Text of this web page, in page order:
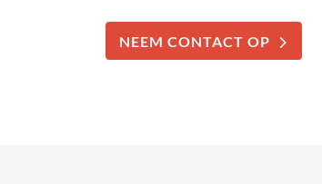
NEEM CONTACT OP